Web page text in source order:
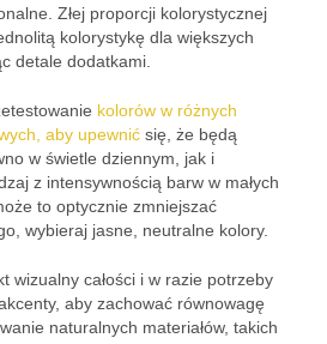
Złej proporcji kolorystycznej
kolorystykę dla większych
detale dodatkami.
kolorów w różnych
aby upewnić się, że będą
w świetle dziennym, jak i
z intensywnością barw w małych
to optycznie zmniejszać
wybieraj jasne, neutralne kolory.
wizualny całości i w razie potrzeby
aby zachować równowagę
naturalnych materiałów, takich